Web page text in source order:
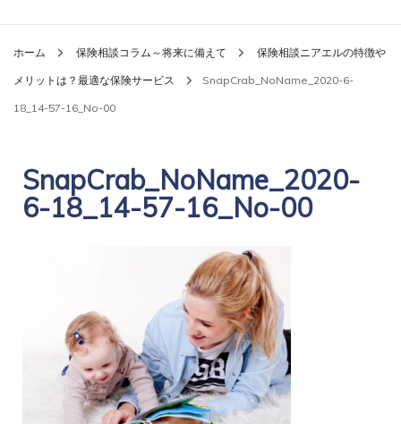
ホーム 保険相談コラム～将来に備えて 保険相談ニアエルの特徴や
メリットは？最適な保険サービス SnapCrab_NoName_2020-6-
18_14-57-16_No-00
SnapCrab_NoName_2020-
6-18_14-57-16_No-00